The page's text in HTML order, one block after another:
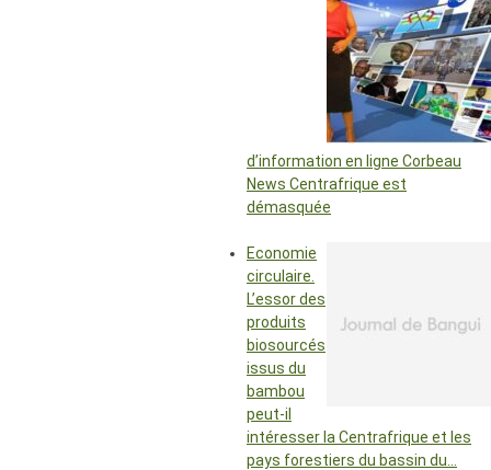
d’information en ligne Corbeau
News Centrafrique est
démasquée
Economie
circulaire.
L’essor des
produits
biosourcés
issus du
bambou
peut-il
intéresser la Centrafrique et les
pays forestiers du bassin du…